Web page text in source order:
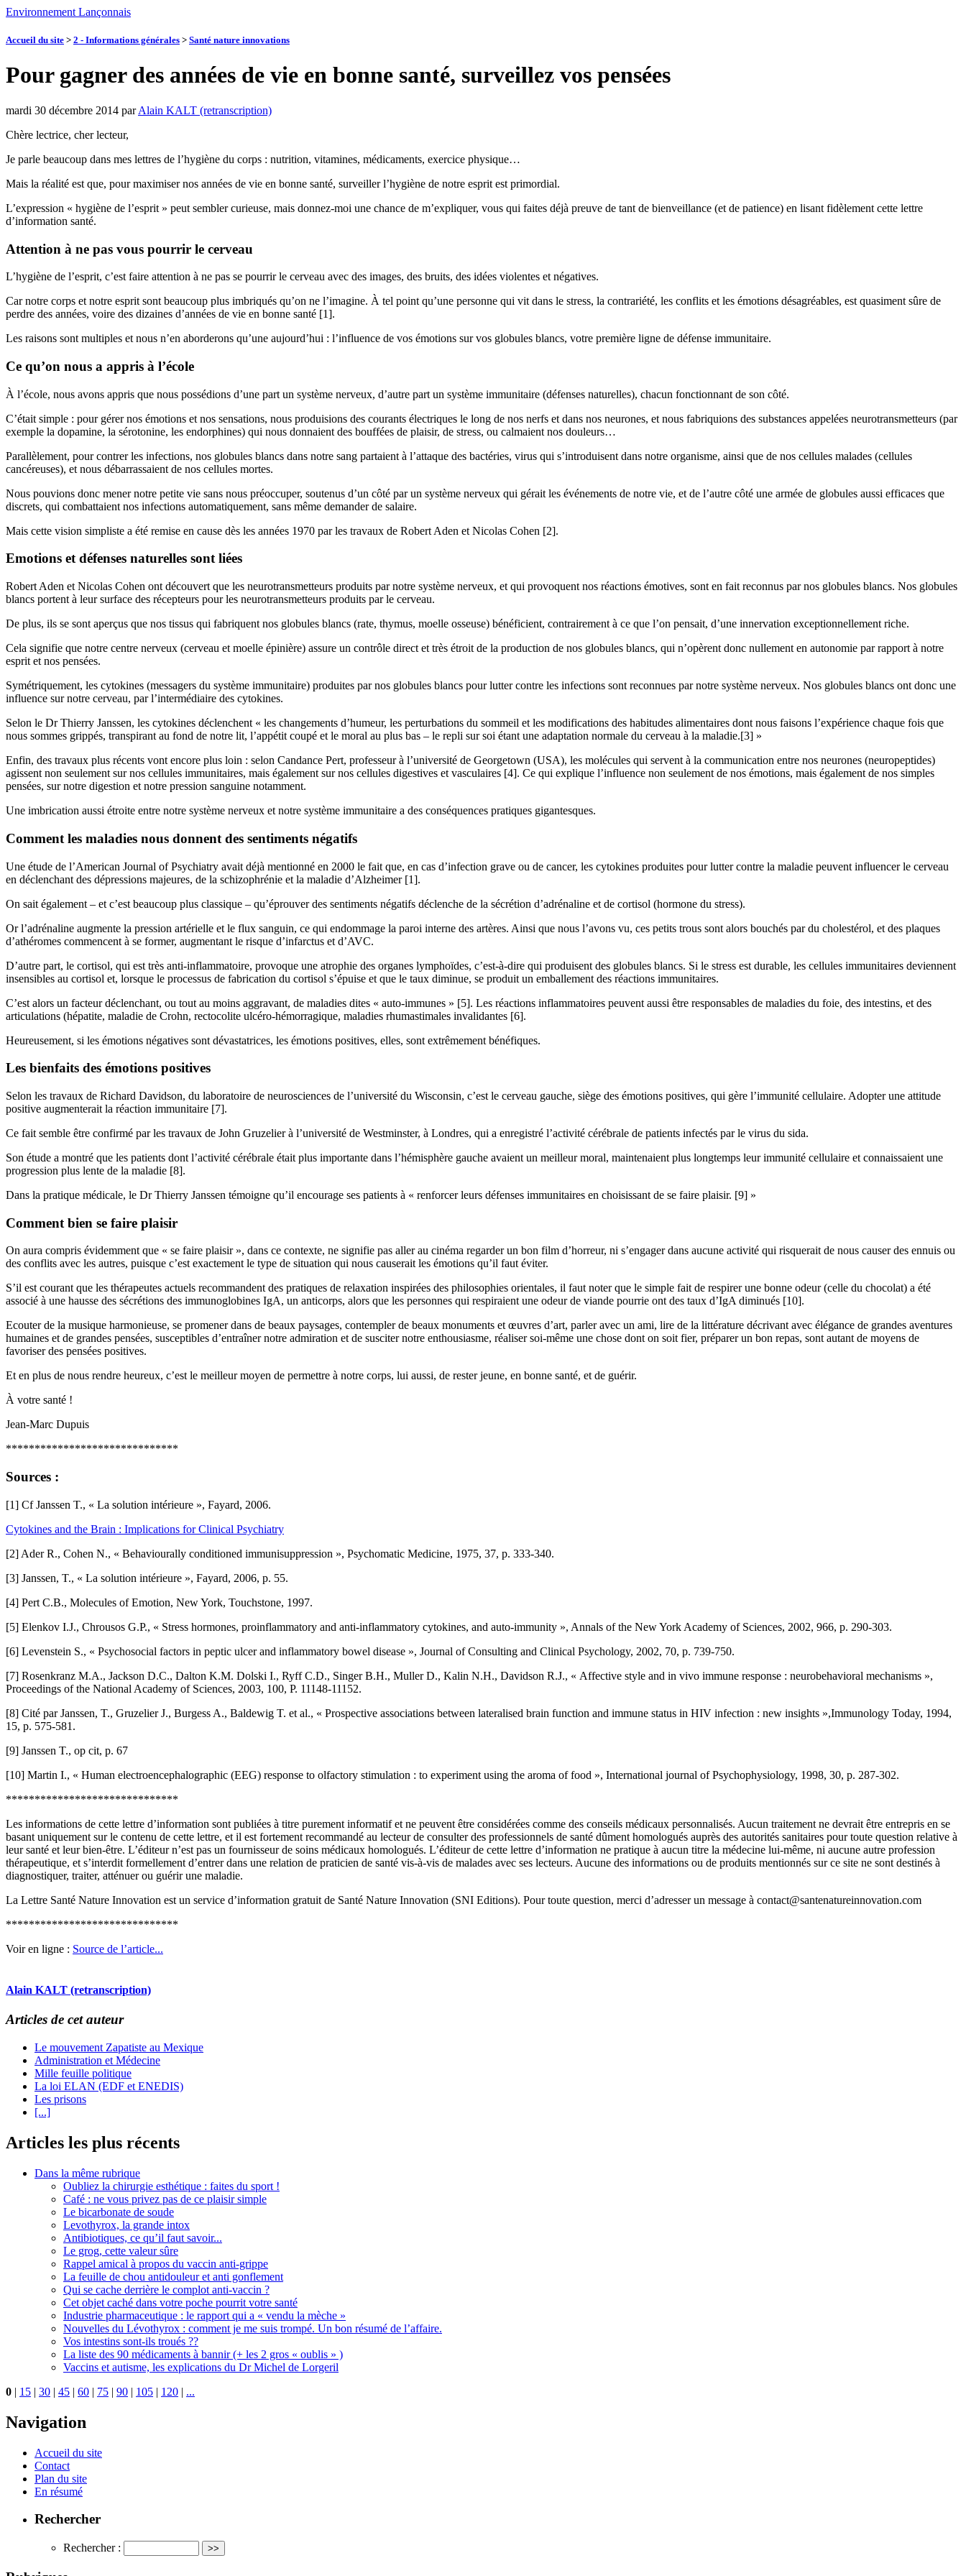
Environnement Lançonnais
Accueil du site > 2 - Informations générales > Santé nature innovations
Pour gagner des années de vie en bonne santé, surveillez vos pensées
mardi 30 décembre 2014 parAlain KALT (retranscription)
Chère lectrice, cher lecteur,
Je parle beaucoup dans mes lettres de l’hygiène du corps : nutrition, vitamines, médicaments, exercice physique…
Mais la réalité est que, pour maximiser nos années de vie en bonne santé, surveiller l’hygiène de notre esprit est primordial.
L’expression « hygiène de l’esprit » peut sembler curieuse, mais donnez-moi une chance de m’expliquer, vous qui faites déjà preuve de tant de bienveillance (et de patience) en lisant fidèlement cette lettre
d’information santé.
Attention à ne pas vous pourrir le cerveau
L’hygiène de l’esprit, c’est faire attention à ne pas se pourrir le cerveau avec des images, des bruits, des idées violentes et négatives.
Car notre corps et notre esprit sont beaucoup plus imbriqués qu’on ne l’imagine. À tel point qu’une personne qui vit dans le stress, la contrariété, les conflits et les émotions désagréables, est quasiment sûre de
perdre des années, voire des dizaines d’années de vie en bonne santé [1].
Les raisons sont multiples et nous n’en aborderons qu’une aujourd’hui : l’influence de vos émotions sur vos globules blancs, votre première ligne de défense immunitaire.
Ce qu’on nous a appris à l’école
À l’école, nous avons appris que nous possédions d’une part un système nerveux, d’autre part un système immunitaire (défenses naturelles), chacun fonctionnant de son côté.
C’était simple : pour gérer nos émotions et nos sensations, nous produisions des courants électriques le long de nos nerfs et dans nos neurones, et nous fabriquions des substances appelées neurotransmetteurs (par
exemple la dopamine, la sérotonine, les endorphines) qui nous donnaient des bouffées de plaisir, de stress, ou calmaient nos douleurs…
Parallèlement, pour contrer les infections, nos globules blancs dans notre sang partaient à l’attaque des bactéries, virus qui s’introduisent dans notre organisme, ainsi que de nos cellules malades (cellules
cancéreuses), et nous débarrassaient de nos cellules mortes.
Nous pouvions donc mener notre petite vie sans nous préoccuper, soutenus d’un côté par un système nerveux qui gérait les événements de notre vie, et de l’autre côté une armée de globules aussi efficaces que
discrets, qui combattaient nos infections automatiquement, sans même demander de salaire.
Mais cette vision simpliste a été remise en cause dès les années 1970 par les travaux de Robert Aden et Nicolas Cohen [2].
Emotions et défenses naturelles sont liées
Robert Aden et Nicolas Cohen ont découvert que les neurotransmetteurs produits par notre système nerveux, et qui provoquent nos réactions émotives, sont en fait reconnus par nos globules blancs. Nos globules
blancs portent à leur surface des récepteurs pour les neurotransmetteurs produits par le cerveau.
De plus, ils se sont aperçus que nos tissus qui fabriquent nos globules blancs (rate, thymus, moelle osseuse) bénéficient, contrairement à ce que l’on pensait, d’une innervation exceptionnellement riche.
Cela signifie que notre centre nerveux (cerveau et moelle épinière) assure un contrôle direct et très étroit de la production de nos globules blancs, qui n’opèrent donc nullement en autonomie par rapport à notre
esprit et nos pensées.
Symétriquement, les cytokines (messagers du système immunitaire) produites par nos globules blancs pour lutter contre les infections sont reconnues par notre système nerveux. Nos globules blancs ont donc une
influence sur notre cerveau, par l’intermédiaire des cytokines.
Selon le Dr Thierry Janssen, les cytokines déclenchent « les changements d’humeur, les perturbations du sommeil et les modifications des habitudes alimentaires dont nous faisons l’expérience chaque fois que
nous sommes grippés, transpirant au fond de notre lit, l’appétit coupé et le moral au plus bas – le repli sur soi étant une adaptation normale du cerveau à la maladie.[3] »
Enfin, des travaux plus récents vont encore plus loin : selon Candance Pert, professeur à l’université de Georgetown (USA), les molécules qui servent à la communication entre nos neurones (neuropeptides)
agissent non seulement sur nos cellules immunitaires, mais également sur nos cellules digestives et vasculaires [4]. Ce qui explique l’influence non seulement de nos émotions, mais également de nos simples
pensées, sur notre digestion et notre pression sanguine notamment.
Une imbrication aussi étroite entre notre système nerveux et notre système immunitaire a des conséquences pratiques gigantesques.
Comment les maladies nous donnent des sentiments négatifs
Une étude de l’American Journal of Psychiatry avait déjà mentionné en 2000 le fait que, en cas d’infection grave ou de cancer, les cytokines produites pour lutter contre la maladie peuvent influencer le cerveau
en déclenchant des dépressions majeures, de la schizophrénie et la maladie d’Alzheimer [1].
On sait également – et c’est beaucoup plus classique – qu’éprouver des sentiments négatifs déclenche de la sécrétion d’adrénaline et de cortisol (hormone du stress).
Or l’adrénaline augmente la pression artérielle et le flux sanguin, ce qui endommage la paroi interne des artères. Ainsi que nous l’avons vu, ces petits trous sont alors bouchés par du cholestérol, et des plaques
d’athéromes commencent à se former, augmentant le risque d’infarctus et d’AVC.
D’autre part, le cortisol, qui est très anti-inflammatoire, provoque une atrophie des organes lymphoïdes, c’est-à-dire qui produisent des globules blancs. Si le stress est durable, les cellules immunitaires deviennent
insensibles au cortisol et, lorsque le processus de fabrication du cortisol s’épuise et que le taux diminue, se produit un emballement des réactions immunitaires.
C’est alors un facteur déclenchant, ou tout au moins aggravant, de maladies dites « auto-immunes » [5]. Les réactions inflammatoires peuvent aussi être responsables de maladies du foie, des intestins, et des
articulations (hépatite, maladie de Crohn, rectocolite ulcéro-hémorragique, maladies rhumastimales invalidantes [6].
Heureusement, si les émotions négatives sont dévastatrices, les émotions positives, elles, sont extrêmement bénéfiques.
Les bienfaits des émotions positives
Selon les travaux de Richard Davidson, du laboratoire de neurosciences de l’université du Wisconsin, c’est le cerveau gauche, siège des émotions positives, qui gère l’immunité cellulaire. Adopter une attitude
positive augmenterait la réaction immunitaire [7].
Ce fait semble être confirmé par les travaux de John Gruzelier à l’université de Westminster, à Londres, qui a enregistré l’activité cérébrale de patients infectés par le virus du sida.
Son étude a montré que les patients dont l’activité cérébrale était plus importante dans l’hémisphère gauche avaient un meilleur moral, maintenaient plus longtemps leur immunité cellulaire et connaissaient une
progression plus lente de la maladie [8].
Dans la pratique médicale, le Dr Thierry Janssen témoigne qu’il encourage ses patients à « renforcer leurs défenses immunitaires en choisissant de se faire plaisir. [9] »
Comment bien se faire plaisir
On aura compris évidemment que « se faire plaisir », dans ce contexte, ne signifie pas aller au cinéma regarder un bon film d’horreur, ni s’engager dans aucune activité qui risquerait de nous causer des ennuis ou
des conflits avec les autres, puisque c’est exactement le type de situation qui nous causerait les émotions qu’il faut éviter.
S’il est courant que les thérapeutes actuels recommandent des pratiques de relaxation inspirées des philosophies orientales, il faut noter que le simple fait de respirer une bonne odeur (celle du chocolat) a été
associé à une hausse des sécrétions des immunoglobines IgA, un anticorps, alors que les personnes qui respiraient une odeur de viande pourrie ont des taux d’IgA diminués [10].
Ecouter de la musique harmonieuse, se promener dans de beaux paysages, contempler de beaux monuments et œuvres d’art, parler avec un ami, lire de la littérature décrivant avec élégance de grandes aventures
humaines et de grandes pensées, susceptibles d’entraîner notre admiration et de susciter notre enthousiasme, réaliser soi-même une chose dont on soit fier, préparer un bon repas, sont autant de moyens de
favoriser des pensées positives.
Et en plus de nous rendre heureux, c’est le meilleur moyen de permettre à notre corps, lui aussi, de rester jeune, en bonne santé, et de guérir.
À votre santé !
Jean-Marc Dupuis
******************************
Sources :
[1] Cf Janssen T., « La solution intérieure », Fayard, 2006.
Cytokines and the Brain : Implications for Clinical Psychiatry
[2] Ader R., Cohen N., « Behaviourally conditioned immunisuppression », Psychomatic Medicine, 1975, 37, p. 333-340.
[3] Janssen, T., « La solution intérieure », Fayard, 2006, p. 55.
[4] Pert C.B., Molecules of Emotion, New York, Touchstone, 1997.
[5] Elenkov I.J., Chrousos G.P., « Stress hormones, proinflammatory and anti-inflammatory cytokines, and auto-immunity », Annals of the New York Academy of Sciences, 2002, 966, p. 290-303.
[6] Levenstein S., « Psychosocial factors in peptic ulcer and inflammatory bowel disease », Journal of Consulting and Clinical Psychology, 2002, 70, p. 739-750.
[7] Rosenkranz M.A., Jackson D.C., Dalton K.M. Dolski I., Ryff C.D., Singer B.H., Muller D., Kalin N.H., Davidson R.J., « Affective style and in vivo immune response : neurobehavioral mechanisms »,
Proceedings of the National Academy of Sciences, 2003, 100, P. 11148-11152.
[8] Cité par Janssen, T., Gruzelier J., Burgess A., Baldewig T. et al., « Prospective associations between lateralised brain function and immune status in HIV infection : new insights »,Immunology Today, 1994,
15, p. 575-581.
[9] Janssen T., op cit, p. 67
[10] Martin I., « Human electroencephalographic (EEG) response to olfactory stimulation : to experiment using the aroma of food », International journal of Psychophysiology, 1998, 30, p. 287-302.
******************************
Les informations de cette lettre d’information sont publiées à titre purement informatif et ne peuvent être considérées comme des conseils médicaux personnalisés. Aucun traitement ne devrait être entrepris en se
basant uniquement sur le contenu de cette lettre, et il est fortement recommandé au lecteur de consulter des professionnels de santé dûment homologués auprès des autorités sanitaires pour toute question relative à
leur santé et leur bien-être. L’éditeur n’est pas un fournisseur de soins médicaux homologués. L’éditeur de cette lettre d’information ne pratique à aucun titre la médecine lui-même, ni aucune autre profession
thérapeutique, et s’interdit formellement d’entrer dans une relation de praticien de santé vis-à-vis de malades avec ses lecteurs. Aucune des informations ou de produits mentionnés sur ce site ne sont destinés à
diagnostiquer, traiter, atténuer ou guérir une maladie.
La Lettre Santé Nature Innovation est un service d’information gratuit de Santé Nature Innovation (SNI Editions). Pour toute question, merci d’adresser un message à contact@santenatureinnovation.com
******************************
Voir en ligne : Source de l’article...
Alain KALT (retranscription)
Articles de cet auteur
Le mouvement Zapatiste au Mexique
Administration et Médecine
Mille feuille politique
La loi ELAN (EDF et ENEDIS)
Les prisons
[...]
Articles les plus récents
Dans la même rubrique
Oubliez la chirurgie esthétique : faites du sport !
Café : ne vous privez pas de ce plaisir simple
Le bicarbonate de soude
Levothyrox, la grande intox
Antibiotiques, ce qu’il faut savoir...
Le grog, cette valeur sûre
Rappel amical à propos du vaccin anti-grippe
La feuille de chou antidouleur et anti gonflement
Qui se cache derrière le complot anti-vaccin ?
Cet objet caché dans votre poche pourrit votre santé
Industrie pharmaceutique : le rapport qui a « vendu la mèche »
Nouvelles du Lévothyrox : comment je me suis trompé. Un bon résumé de l’affaire.
Vos intestins sont-ils troués ??
La liste des 90 médicaments à bannir (+ les 2 gros « oublis » )
Vaccins et autisme, les explications du Dr Michel de Lorgeril
0 | 15 | 30 | 45 | 60 | 75 | 90 | 105 | 120 | ...
Navigation
Accueil du site
Contact
Plan du site
En résumé
Rechercher
Rechercher :